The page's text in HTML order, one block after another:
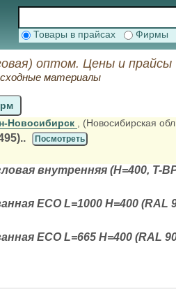
Товары в прайсах Фирмы
оптом. Цены и прайсы
материалы
Новосибирск , (Новосибирская обл
Посмотреть
внутренняя (H=400, T-
ECO L=1000 H=400 (RAL
ECO L=665 H=400 (RAL